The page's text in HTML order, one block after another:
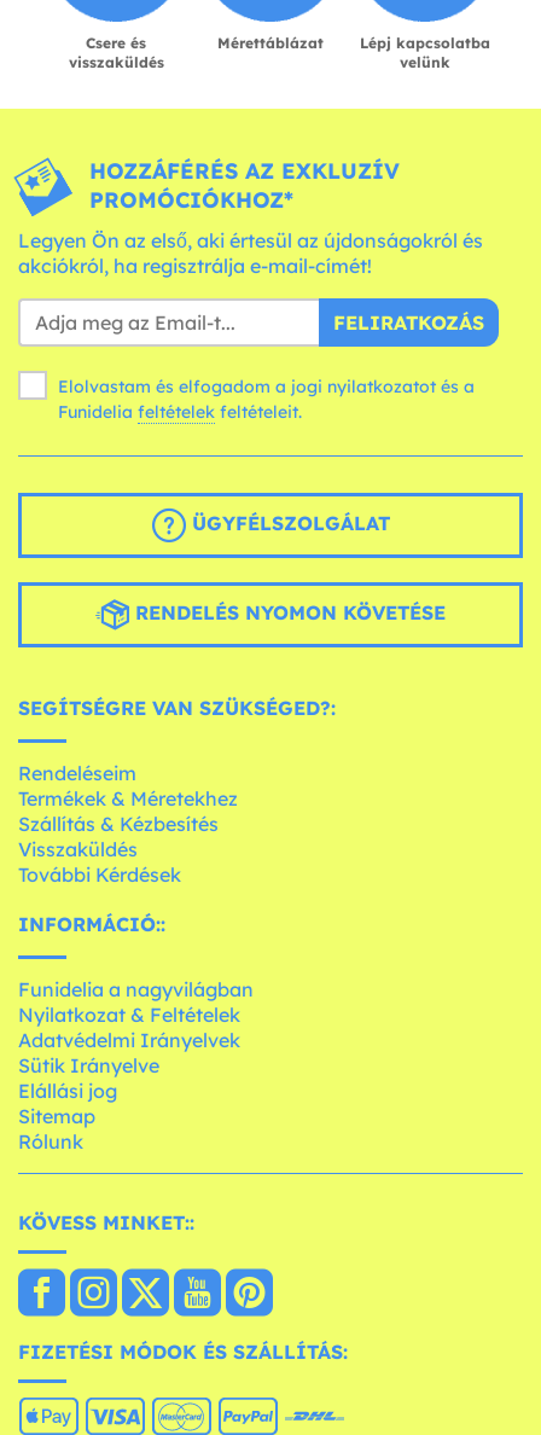
Csere és
visszaküldés
Mérettáblázat
Lépj kapcsolatba
velünk
HOZZÁFÉRÉS AZ EXKLUZÍV
PROMÓCIÓKHOZ*
Legyen Ön az első, aki értesül az újdonságokról és
akciókról, ha regisztrálja e-mail-címét!
FELIRATKOZÁS
Elolvastam és elfogadom a jogi nyilatkozatot és a
Funidelia feltételek feltételeit.
ÜGYFÉLSZOLGÁLAT
RENDELÉS NYOMON KÖVETÉSE
SEGÍTSÉGRE VAN SZÜKSÉGED?:
Rendeléseim
Termékek & Méretekhez
Szállítás & Kézbesítés
Visszaküldés
További Kérdések
INFORMÁCIÓ::
Funidelia a nagyvilágban
Nyilatkozat & Feltételek
Adatvédelmi Irányelvek
Sütik Irányelve
Elállási jog
Sitemap
Rólunk
KÖVESS MINKET::
FIZETÉSI MÓDOK ÉS SZÁLLÍTÁS: